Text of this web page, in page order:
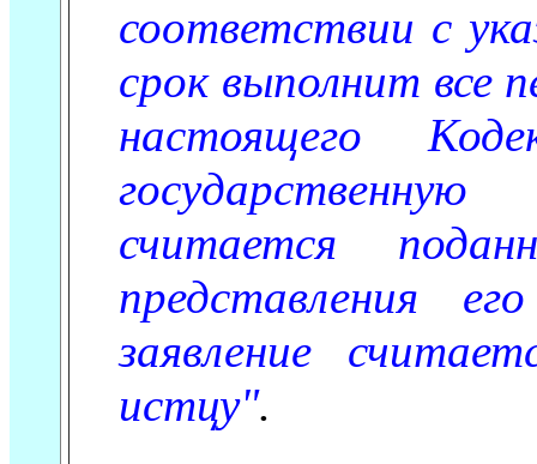
соответствии с
срок выполнит все
настоящего
считается
представления
заявление
истцу".